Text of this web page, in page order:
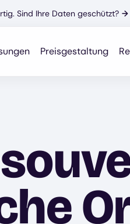
Sind Ihre Daten geschützt? →
Preisgestaltung